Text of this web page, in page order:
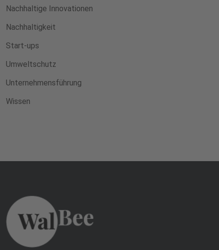
Nachhaltige Innovationen
Nachhaltigkeit
Start-ups
Umweltschutz
Unternehmensführung
Wissen